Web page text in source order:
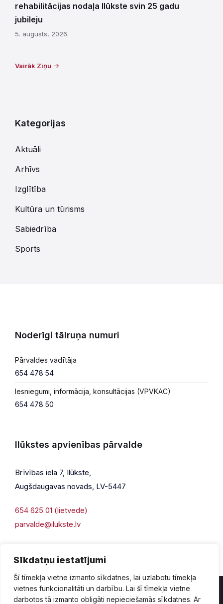
Sīkdatņu iestatījumi
Šī tīmekļa vietne izmanto sīkdatnes, lai uzlabotu tīmekļa
vietnes funkcionalitāti un darbību. Lai šī tīmekļa vietne
darbotos tā izmanto obligāti nepieciešamās sīkdatnes. Ar
rehabilitācijas nodaļa Ilūkste svin 25 gadu
jubileju
5. augusts, 2026.
Vairāk Ziņu
Kategorijas
Aktuāli
Arhīvs
Izglītība
Kultūra un tūrisms
Sabiedrība
Sports
Noderīgi tālruņa numuri
Pārvaldes vadītāja
654 478 54
Iesniegumi, informācija, konsultācijas (VPVKAC)
654 478 50
Ilūkstes apvienības pārvalde
Brīvības iela 7, Ilūkste,
Augšdaugavas novads, LV-5447
654 625 01 (lietvede)
parvalde@ilukste.lv